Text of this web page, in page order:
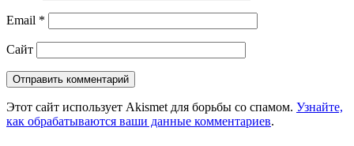
Email *
Сайт
Этот сайт использует Akismet для борьбы со спамом. Узнайте,
как обрабатываются ваши данные комментариев.